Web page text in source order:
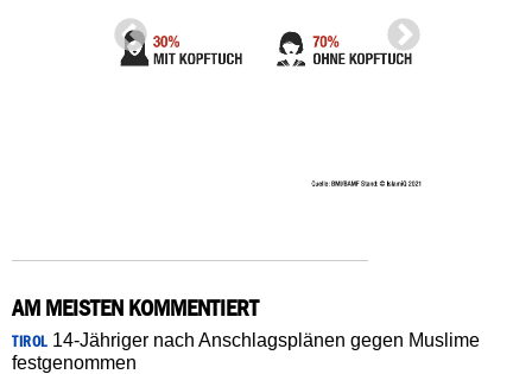
AM MEISTEN KOMMENTIERT
TIROL14-Jähriger nach Anschlagsplänen gegen Muslime
festgenommen